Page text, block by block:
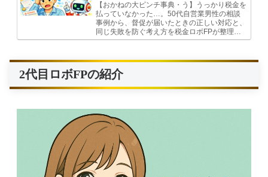
【おかねの大ピンチ事典・う】うっかり税金を
払っていなかった…。50代自営業男性の相談
事例から、督促が届いたときの正しい対応と、
同じ失敗を防ぐ考え方を税金ロボFPが整理し
ます。
2代目ロボFPの紹介